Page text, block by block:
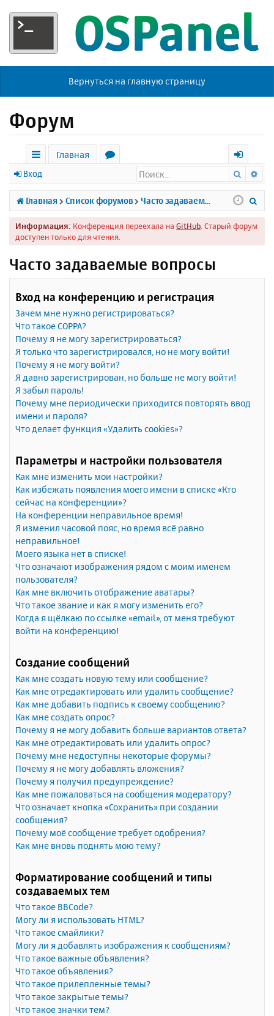
Вернуться на главную страницу
Форум
с
ы
л
к
Главная
р
у
м
х
о
д
Вход Поиск
Главная Список форумов Часто задаваемые вопросы
Информация: Конференция переехала на GitHub . Старый форум
доступен только для чтения.
Часто задаваемые вопросы
Вход на конференцию и регистрация
Зачем мне нужно регистрироваться?
Что такое COPPA?
Почему я не могу зарегистрироваться?
Я только что зарегистрировался, но не могу войти!
Почему я не могу войти?
Я давно зарегистрирован, но больше не могу войти!
Я забыл пароль!
Почему мне периодически приходится повторять ввод
имени и пароля?
Что делает функция «Удалить cookies»?
Параметры и настройки пользователя
Как мне изменить мои настройки?
Как избежать появления моего имени в списке «Кто
сейчас на конференции»?
На конференции неправильное время!
Я изменил часовой пояс, но время всё равно
неправильное!
Моего языка нет в списке!
Что означают изображения рядом с моим именем
пользователя?
Как мне включить отображение аватары?
Что такое звание и как я могу изменить его?
Когда я щёлкаю по ссылке «email», от меня требуют
войти на конференцию!
Создание сообщений
Как мне создать новую тему или сообщение?
Как мне отредактировать или удалить сообщение?
Как мне добавить подпись к своему сообщению?
Как мне создать опрос?
Почему я не могу добавить больше вариантов ответа?
Как мне отредактировать или удалить опрос?
Почему мне недоступны некоторые форумы?
Почему я не могу добавлять вложения?
Почему я получил предупреждение?
Как мне пожаловаться на сообщения модератору?
Что означает кнопка «Сохранить» при создании
сообщения?
Почему моё сообщение требует одобрения?
Как мне вновь поднять мою тему?
Форматирование сообщений и типы
создаваемых тем
Что такое BBCode?
Могу ли я использовать HTML?
Что такое смайлики?
Могу ли я добавлять изображения к сообщениям?
Что такое важные объявления?
Что такое объявления?
Что такое прилепленные темы?
Что такое закрытые темы?
Что такое значки тем?